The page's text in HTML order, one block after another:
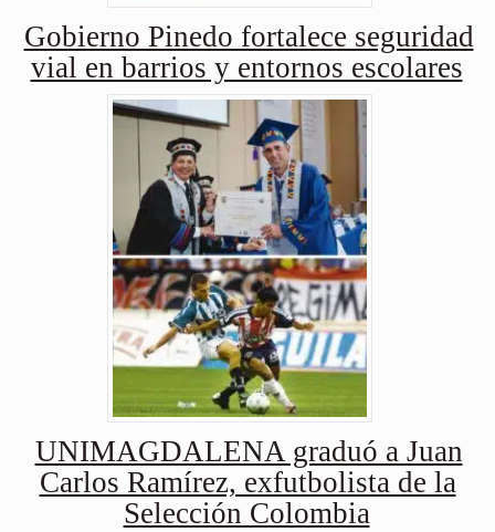
Gobierno Pinedo fortalece seguridad
vial en barrios y entornos escolares
UNIMAGDALENA graduó a Juan
Carlos Ramírez, exfutbolista de la
Selección Colombia